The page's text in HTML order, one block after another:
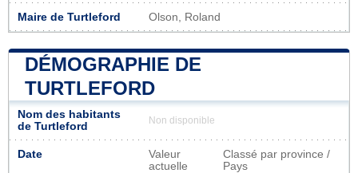
Maire de Turtleford Olson, Roland
DÉMOGRAPHIE DE
TURTLEFORD
Nom des habitants
de Turtleford
Non disponible
Date
Valeur
actuelle
Classé par province /
Pays